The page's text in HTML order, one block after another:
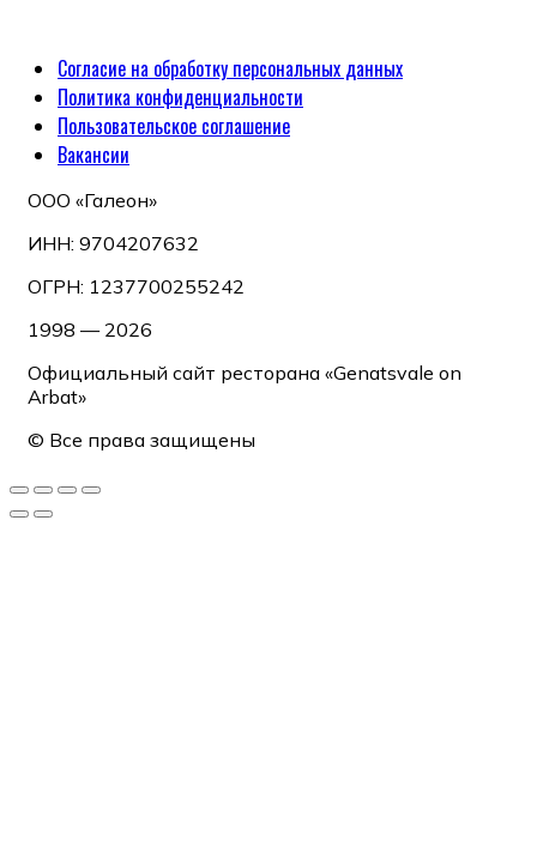
Согласие на обработку персональных данных
Политика конфиденциальности
Пользовательское соглашение
Вакансии
ООО «Галеон»
ИНН: 9704207632
ОГРН: 1237700255242
1998 — 2026
Официальный сайт ресторана «Genatsvale on
Arbat»
© Все права защищены